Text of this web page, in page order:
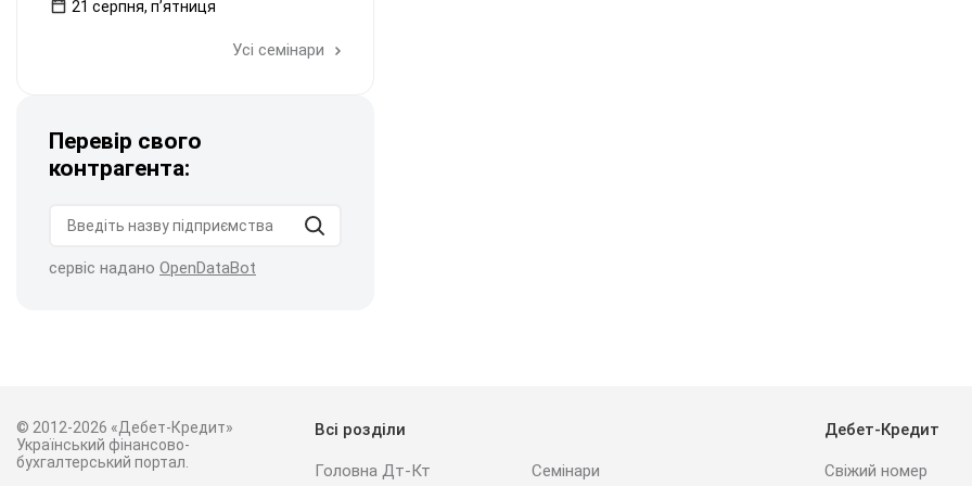
21 серпня, пʼятниця
Усі семінари
Перевір свого
контрагента:
сервіс надано OpenDataBot
© 2012-2026 «Дебет-Кредит»
Український фінансово-
бухгалтерський портал.
Всі розділи
Головна Дт-Кт Семінари
Дебет-Кредит
Свіжий номер